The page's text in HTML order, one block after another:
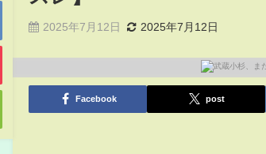
2025年7月12日 2025年7月12日
Facebook post